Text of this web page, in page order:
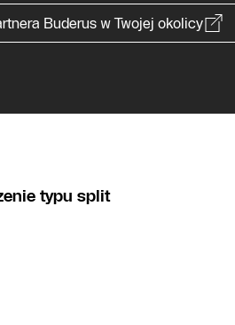
Buderus w Twojej okolicy
typu split